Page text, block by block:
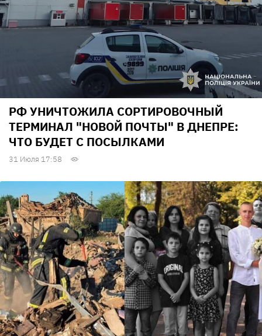
РФ УНИЧТОЖИЛА СОРТИРОВОЧНЫЙ
ТЕРМИНАЛ "НОВОЙ ПОЧТЫ" В ДНЕПРЕ:
ЧТО БУДЕТ С ПОСЫЛКАМИ
31 Июля 17:58